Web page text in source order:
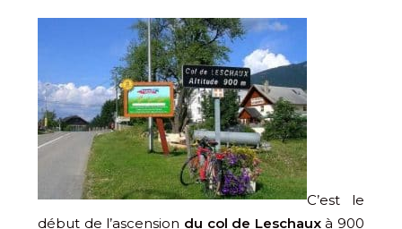
C’est le
début de l’ascension du col de Leschauxà 900